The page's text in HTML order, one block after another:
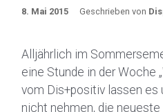
8. Mai 2015 Geschrieben von
Alljährlich im
eine Stunde in der Woche
vom Dis+positiv lassen es
nicht nehmen, die